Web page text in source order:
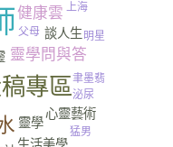
專區
健康雲
靈學問與答
靈學
談人生
生活美學
心靈藝術
上海
聿墨翡
父母 明星
泌尿
猛男